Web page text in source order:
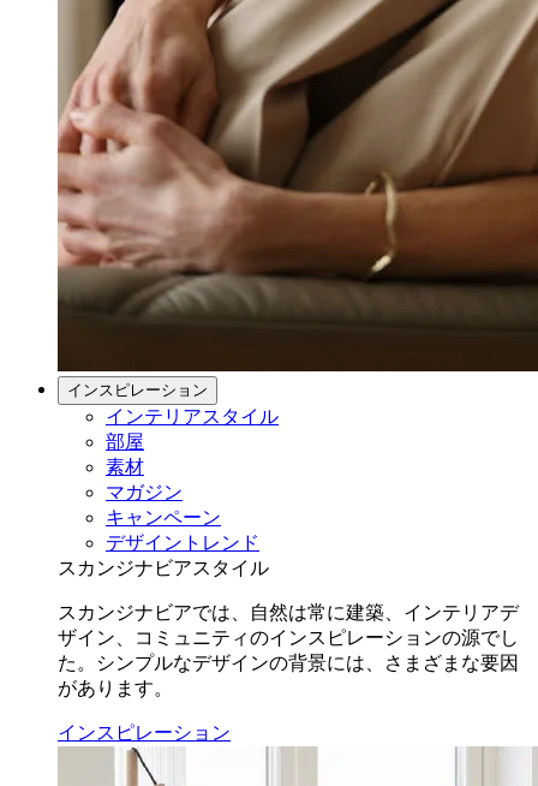
インスピレーション
インテリアスタイル
部屋
素材
マガジン
キャンペーン
デザイントレンド
スカンジナビアスタイル
スカンジナビアでは、自然は常に建築、インテリアデ
ザイン、コミュニティのインスピレーションの源でし
た。シンプルなデザインの背景には、さまざまな要因
があります。
インスピレーション